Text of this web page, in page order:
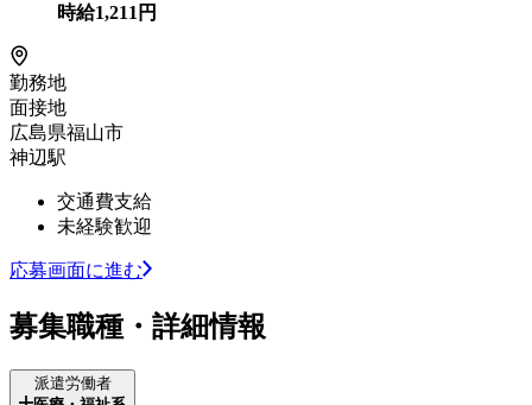
時給1,211 円
勤務地
面接地
広島県福山市
神辺駅
交通費支給
未経験歓迎
応募画面に進む
募集職種・詳細情報
派遣労働者